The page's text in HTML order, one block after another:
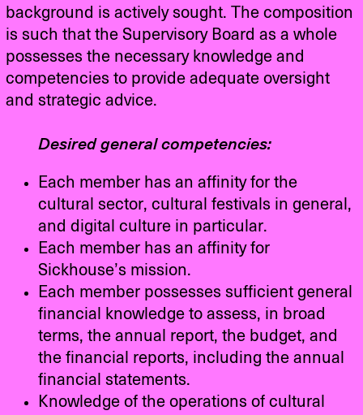
background is actively sought. The composition
is such that the Supervisory Board as a whole
possesses the necessary knowledge and
competencies to provide adequate oversight
and strategic advice.
Desired general competencies:
Each member has an affinity for the
cultural sector, cultural festivals in general,
and digital culture in particular.
Each member has an affinity for
Sickhouse’s mission.
Each member possesses sufficient general
financial knowledge to assess, in broad
terms, the annual report, the budget, and
the financial reports, including the annual
financial statements.
Knowledge of the operations of cultural